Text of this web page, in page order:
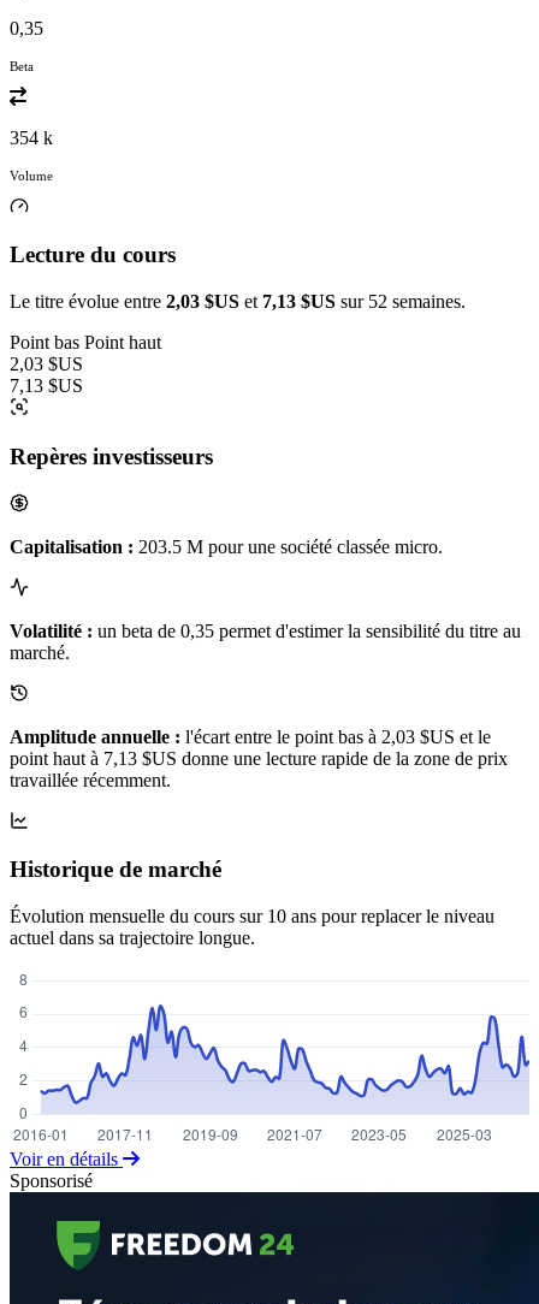
0,35
Beta
354 k
Volume
Lecture du cours
Le titre évolue entre 2,03 $US et 7,13 $US sur 52 semaines.
Point bas Point haut
2,03 $US
7,13 $US
Repères investisseurs
Capitalisation : 203.5 M pour une société classée micro.
Volatilité : un beta de 0,35 permet d'estimer la sensibilité du titre au
marché.
Amplitude annuelle : l'écart entre le point bas à 2,03 $US et le
point haut à 7,13 $US donne une lecture rapide de la zone de prix
travaillée récemment.
Historique de marché
Évolution mensuelle du cours sur 10 ans pour replacer le niveau
actuel dans sa trajectoire longue.
Voir en détails
Sponsorisé